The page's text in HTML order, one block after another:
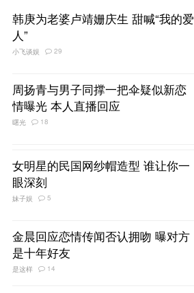
韩庚为老婆卢靖姗庆生 甜喊“我的爱
人”
小飞谈娱 29
周扬青与男子同撑一把伞疑似新恋
情曝光 本人直播回应
曙光 18
女明星的民国网纱帽造型 谁让你一
眼深刻
妹子娱 5
金晨回应恋情传闻否认拥吻 曝对方
是十年好友
是这样 14